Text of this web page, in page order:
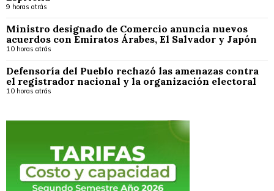
9 horas atrás
Ministro designado de Comercio anuncia nuevos
acuerdos con Emiratos Árabes, El Salvador y Japón
10 horas atrás
Defensoría del Pueblo rechazó las amenazas contra
el registrador nacional y la organización electoral
10 horas atrás